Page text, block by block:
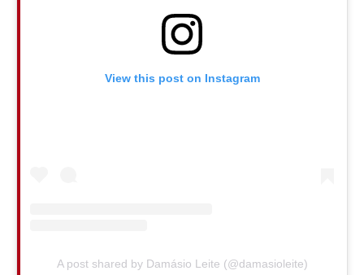
View this post on Instagram
A post shared by Damásio Leite (@damasioleite)